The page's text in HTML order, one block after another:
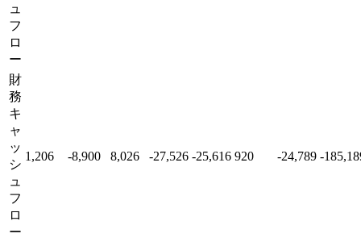
ュ
フ
ロ
ー
財
務
キ
ャ
ッ
シ
ュ
フ
ロ
ー
1,206 -8,900 8,026 -27,526 -25,616 920 -24,789 -